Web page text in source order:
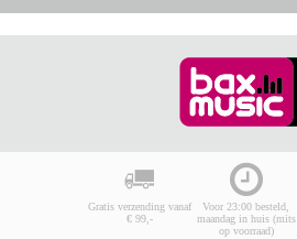
Gratis verzending vanaf
€ 99,-
Voor 23:00 besteld,
maandag in huis (mits
op voorraad)